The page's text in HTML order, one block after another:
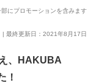
にプロモーションを含みます
最終更新日：2021年8月17日
、HAKUBA
！